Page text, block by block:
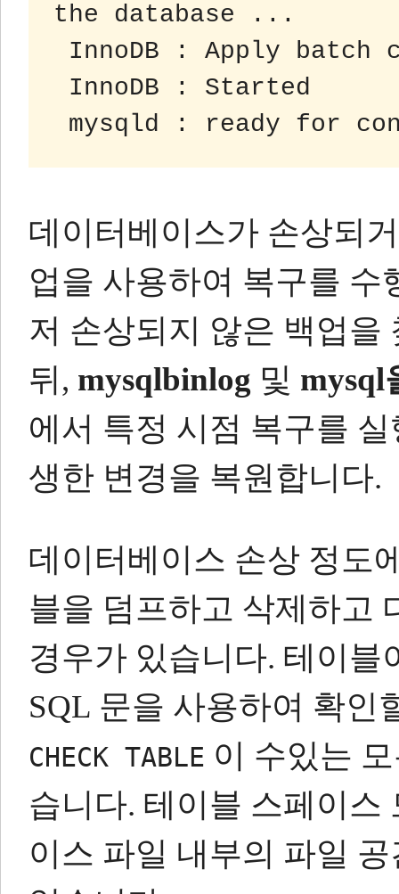
the database ...
InnoDB : Apply batch
InnoDB : Started
mysqld : ready for
데이터베이스가 손상되
업을 사용하여 복구를 수
저 손상되지 않은 백업을
뒤, mysqlbinlog 및 mysql
에서 특정 시점 복구를
생한 변경을 복원합니다.
데이터베이스 손상 정도
블을 덤프하고 삭제하고
경우가 있습니다. 테이블
SQL 문을 사용하여 확인
CHECK TABLE 이 수있는
습니다. 테이블 스페이스
이스 파일 내부의 파일